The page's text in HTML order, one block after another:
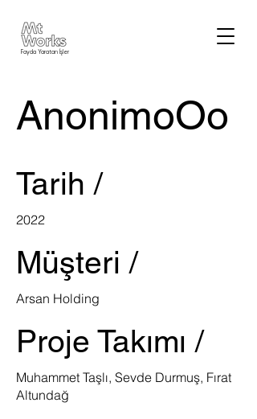
Fayda Yaratan İşler
AnonimoOo
Tarih /
2022
Müşteri /
Arsan Holding
Proje Takımı /
Muhammet Taşlı, Sevde Durmuş, Fırat
Altundağ